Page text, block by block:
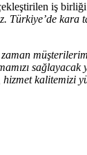
iş birliği
kara
sağlayacak
hizmet kalitemizi